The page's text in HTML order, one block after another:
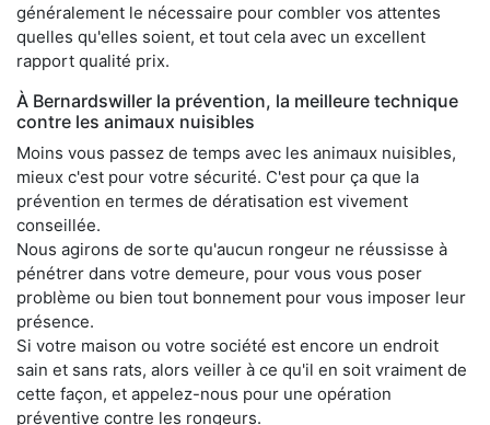
généralement le nécessaire pour combler vos attentes
quelles qu'elles soient, et tout cela avec un excellent
rapport qualité prix.
À Bernardswiller la prévention, la meilleure technique
contre les animaux nuisibles
Moins vous passez de temps avec les animaux nuisibles,
mieux c'est pour votre sécurité. C'est pour ça que la
prévention en termes de dératisation est vivement
conseillée.
Nous agirons de sorte qu'aucun rongeur ne réussisse à
pénétrer dans votre demeure, pour vous vous poser
problème ou bien tout bonnement pour vous imposer leur
présence.
Si votre maison ou votre société est encore un endroit
sain et sans rats, alors veiller à ce qu'il en soit vraiment de
cette façon, et appelez-nous pour une opération
préventive contre les rongeurs.